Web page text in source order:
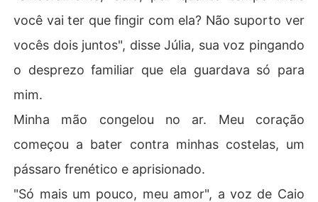
você vai ter que fingir com ela? Não suporto ver
vocês dois juntos", disse Júlia, sua voz pingando
o desprezo familiar que ela guardava só para
mim.
Minha mão congelou no ar. Meu coração
começou a bater contra minhas costelas, um
pássaro frenético e aprisionado.
"Só mais um pouco, meu amor", a voz de Caio